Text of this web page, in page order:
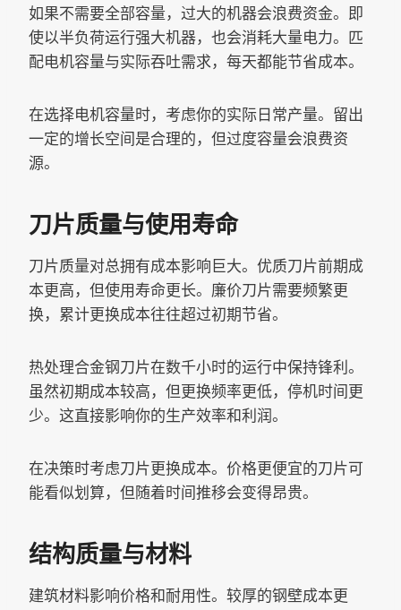
如果不需要全部容量，过大的机器会浪费资金。即
使以半负荷运行强大机器，也会消耗大量电力。匹
配电机容量与实际吞吐需求，每天都能节省成本。
在选择电机容量时，考虑你的实际日常产量。留出
一定的增长空间是合理的，但过度容量会浪费资
源。
刀片质量与使用寿命
刀片质量对总拥有成本影响巨大。优质刀片前期成
本更高，但使用寿命更长。廉价刀片需要频繁更
换，累计更换成本往往超过初期节省。
热处理合金钢刀片在数千小时的运行中保持锋利。
虽然初期成本较高，但更换频率更低，停机时间更
少。这直接影响你的生产效率和利润。
在决策时考虑刀片更换成本。价格更便宜的刀片可
能看似划算，但随着时间推移会变得昂贵。
结构质量与材料
建筑材料影响价格和耐用性。较厚的钢壁成本更